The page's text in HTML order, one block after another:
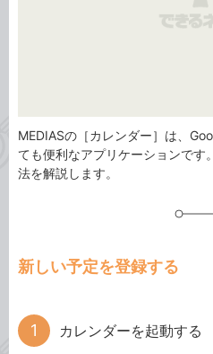
MEDIASの［カレンダー］は、
ても便利なアプリケーションです
法を解説します。
新しい予定を登録する
カレンダーを起動する